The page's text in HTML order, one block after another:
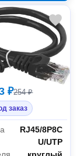
₽254 ₽
заказ
RJ45/8P8C
U/UTP
круглый